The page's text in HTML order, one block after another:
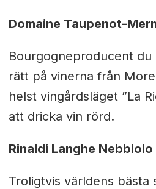
Domaine Taupenot-
Bourgogneproducent du
rätt på vinerna från
helst vingårdsläget ”La
att dricka vin rörd.
Rinaldi Langhe Nebbiolo
Troligtvis världens bästa